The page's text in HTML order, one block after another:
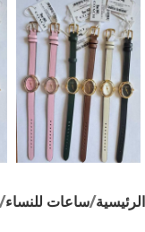
الرئيسية ساعات للنساء